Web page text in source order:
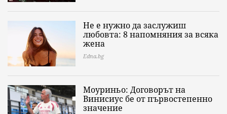
Не е нужно да заслужиш
любовта: 8 напомняния за всяка
жена
Edna.bg
Моуриньо: Договорът на
Винисиус бе от първостепенно
значение